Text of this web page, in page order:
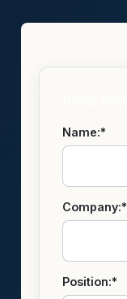
Name:*
Company:*
Position:*